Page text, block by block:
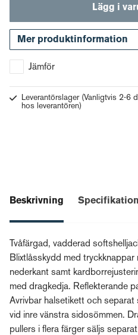
Lägg i
Mer produktinformation
Jämför
Leverantörslager (Vanligtvis 2-6
hos leverantören)
Beskrivning
Tvåfärgad, vadderad
Blixtlåsskydd med
nederkant samt
med dragkedja. Reflekterande
Avrivbar halsetikett och
vid inre vänstra sidosömmen.
pullers i flera färger säljs